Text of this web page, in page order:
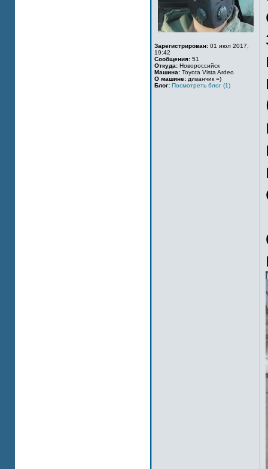
Зарегистрирован: 01 июл 2017,
19:42
Сообщения: 51
Откуда: Новороссийск
Машина: Toyota Vista Ardeo
О машине: диванчик =)
Блог: Посмотреть блог (1)